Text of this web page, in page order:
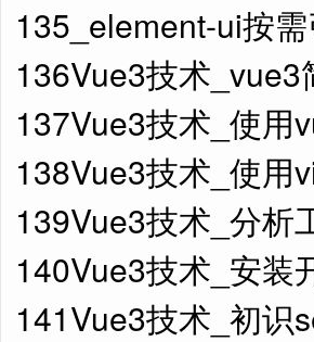
135_element-ui按
136Vue3技术_vue3
137Vue3技术_使用
138Vue3技术_使用
139Vue3技术_分析
140Vue3技术_安装
141Vue3技术_初识